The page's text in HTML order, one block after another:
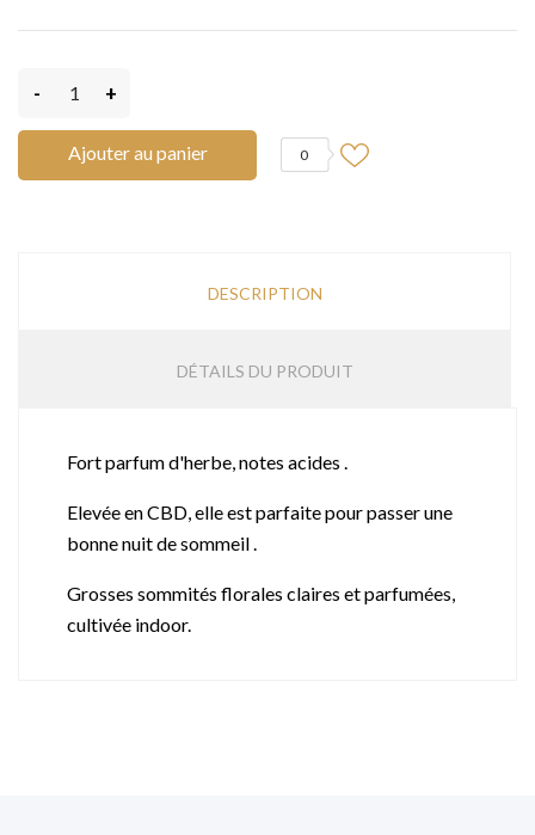
- +
Ajouter au panier 0
DESCRIPTION
DÉTAILS DU PRODUIT
Fort parfum d'herbe, notes acides .
Elevée en CBD, elle est parfaite pour passer une
bonne nuit de sommeil .
Grosses sommités florales claires et parfumées,
cultivée indoor.